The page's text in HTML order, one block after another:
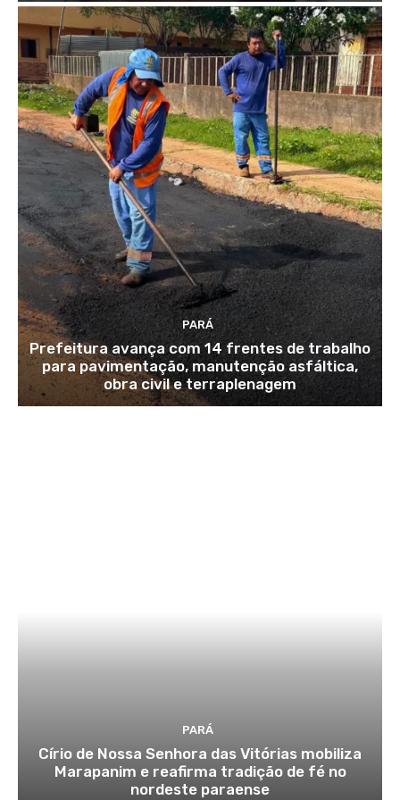
PARÁ
Prefeitura avança com 14 frentes de trabalho
para pavimentação, manutenção asfáltica,
obra civil e terraplenagem
PARÁ
Círio de Nossa Senhora das Vitórias mobiliza
Marapanim e reafirma tradição de fé no
nordeste paraense